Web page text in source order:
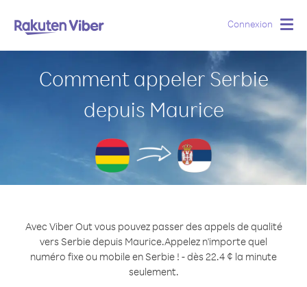
Connexion
Comment appeler Serbie
depuis Maurice
Avec Viber Out vous pouvez passer des appels de qualité
vers Serbie depuis Maurice.Appelez n'importe quel
numéro fixe ou mobile en Serbie ! - dès 22.4 ¢ la minute
seulement.